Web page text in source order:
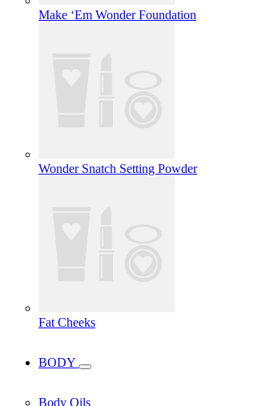
Make ‘Em Wonder Foundation
Wonder Snatch Setting Powder
Fat Cheeks
BODY
Body Oils